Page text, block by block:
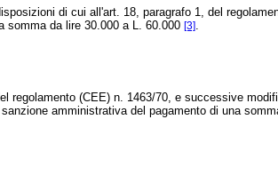
di cui all'art. 18, paragrafo 1, del
somma da lire 30.000 a L. 60.000 [3].
(CEE) n. 1463/70, e successive
amministrativa del pagamento di una